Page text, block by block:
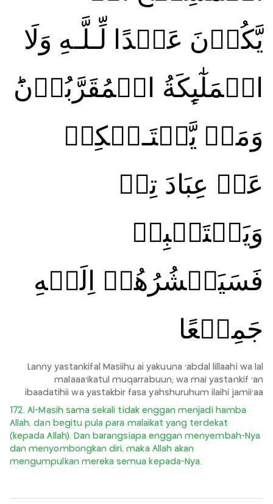
يَّكُوۡنَ عَبۡدًا لِّـلَّـهِ وَلَا
الۡمَلٰٓٮِٕكَةُ الۡمُقَرَّبُوۡنَ‌ؕ
وَمَنۡ يَّسۡتَـنۡكِفۡ
عَنۡ عِبَادَ تِهٖ
وَيَسۡتَكۡبِرۡ
فَسَيَحۡشُرُهُمۡ اِلَيۡهِ
جَمِيۡعًا
Lanny yastankifal Masiihu ai yakuuna 'abdal lillaahi wa lal
malaaa'ikatul muqarrabuun; wa mai yastankif 'an
ibaadatihii wa yastakbir fasa yahshuruhum ilaihi jamii'aa
172. Al-Masih sama sekali tidak enggan menjadi hamba
Allah, dan begitu pula para malaikat yang terdekat
(kepada Allah). Dan barangsiapa enggan menyembah-Nya
dan menyombongkan diri, maka Allah akan
mengumpulkan mereka semua kepada-Nya.